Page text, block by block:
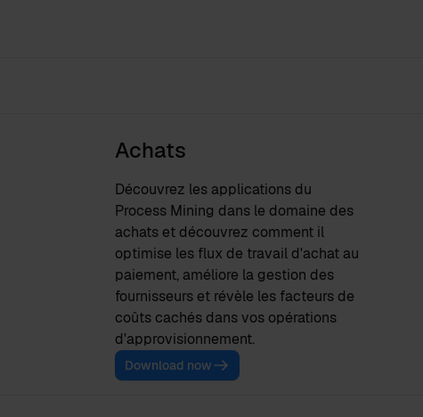
Achats
Découvrez les applications du
Process Mining dans le domaine des
achats et découvrez comment il
optimise les flux de travail d'achat au
paiement, améliore la gestion des
fournisseurs et révèle les facteurs de
coûts cachés dans vos opérations
d'approvisionnement.
Download now